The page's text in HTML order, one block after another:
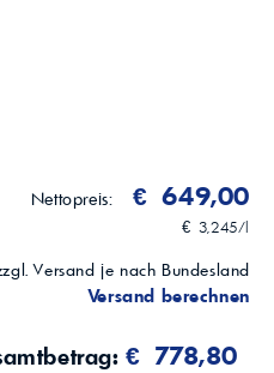
Nettopreis:
€ 649,00
€ 3,245/l
Versand je nach Bundesland
Versand berechnen
€ 778,80